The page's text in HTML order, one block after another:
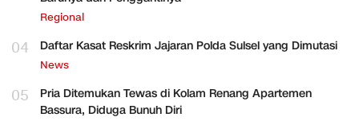
Regional
04 Daftar Kasat Reskrim Jajaran Polda Sulsel yang Dimutasi
News
05
Pria Ditemukan Tewas di Kolam Renang Apartemen
Bassura, Diduga Bunuh Diri